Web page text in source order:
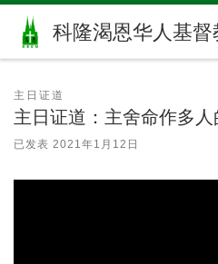
Skip to content
科隆渴恩华人基督
主日证道
主日证道：主舍命作多人
已发表 2021年1月12日